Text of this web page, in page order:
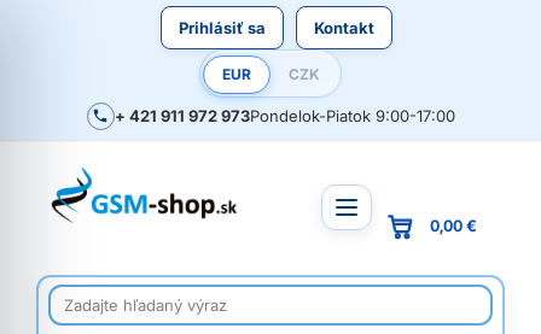
Prihlásiť sa Kontakt
EUR CZK
+ 421 911 972 973Pondelok-Piatok 9:00-17:00
0,00 €